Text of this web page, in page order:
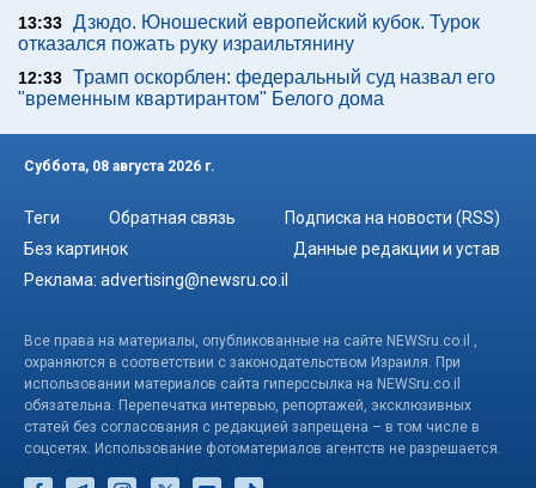
13:33 Дзюдо. Юношеский европейский кубок. Турок
отказался пожать руку израильтянину
12:33 Трамп оскорблен: федеральный суд назвал его
"временным квартирантом" Белого дома
Суббота, 08 августа 2026 г.
Теги Обратная связь
Подписка на новости (RSS)
Без картинок
Данные редакции и устав
Реклама: advertising@newsru.co.il
Все права на материалы, опубликованные на сайте NEWSru.co.il ,
охраняются в соответствии с законодательством Израиля. При
использовании материалов сайта гиперссылка на NEWSru.co.il
обязательна. Перепечатка интервью, репортажей, эксклюзивных
статей без согласования с редакцией запрещена – в том числе в
соцсетях. Использование фотоматериалов агентств не разрешается.